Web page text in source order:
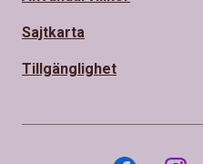
Sajtkarta
Tillgänglighet